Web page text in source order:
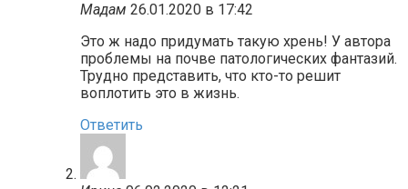
Мадам 26.01.2020 в 17:42
Это ж надо придумать такую хрень! У автора
проблемы на почве патологических фантазий.
Трудно представить, что кто-то решит
воплотить это в жизнь.
Ответить